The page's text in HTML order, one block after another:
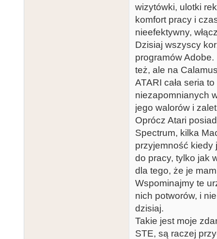
wizytówki, ulotki
komfort pracy i
nieefektywny,
Dzisiaj wszyscy
programów
też, ale na
ATARI cała seria
niezapomnianych
jego walorów i
Oprócz Atari
Spectrum, kilka
przyjemność kiedy
do pracy, tylko jak
dla tego, że je
Wspominajmy te
nich potworów, i
dzisiaj.
Takie jest moje
STE, są raczej